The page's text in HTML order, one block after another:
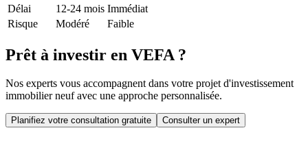
Délai
12-24 mois Immédiat
Risque
Modéré Faible
Prêt à investir en VEFA ?
Nos experts vous accompagnent dans votre projet d'investissement
immobilier neuf avec une approche personnalisée.
Planifiez votre consultation gratuite Consulter un expert